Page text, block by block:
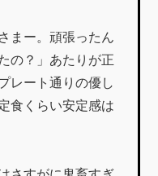
まー。頑張ったん
の？」あたりが正
レート通りの優し
食くらい安定感は